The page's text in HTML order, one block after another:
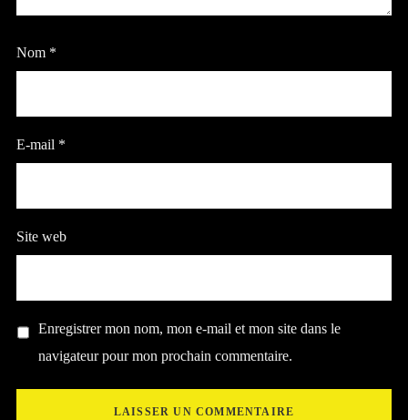
Nom *
E-mail *
Site web
Enregistrer mon nom, mon e-mail et mon site dans le
navigateur pour mon prochain commentaire.